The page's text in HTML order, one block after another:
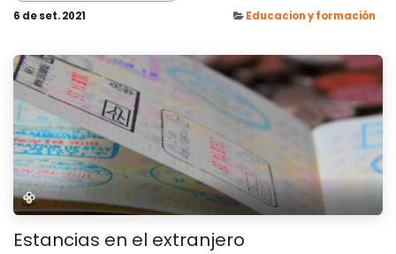
6 de set. 2021 Educacion y formación
Estancias en el extranjero